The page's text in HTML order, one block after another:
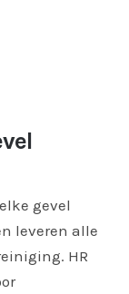
gevel
leveren alle
HR